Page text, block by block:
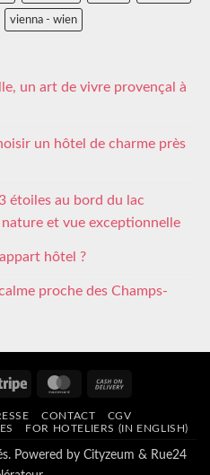
vienna - wien
un art de vivre provençal à
un hôtel de charme près
étoiles au bord du lac
et vue exceptionnelle
hôtel ?
proche des Champs-
Stripe MasterCard
Delivery
CONTACT
CGV
FOR HOTELIERS (IN ENGLISH)
Powered by Cityzeum & Rue24